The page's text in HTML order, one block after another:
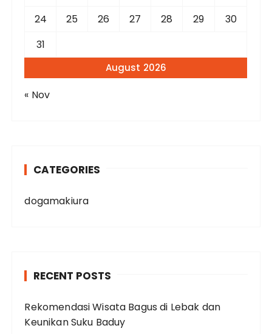
August 2026
24
25 26 27 28 29
30
31
« Nov
CATEGORIES
dogamakiura
RECENT POSTS
Rekomendasi Wisata Bagus di Lebak dan
Keunikan Suku Baduy